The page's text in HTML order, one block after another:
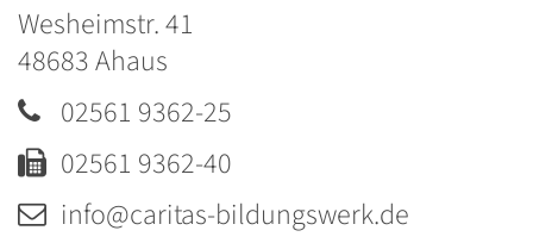
Wesheimstr. 41
48683Ahaus
02561 9362-25
02561 9362-40
info@caritas-bildungswerk.de